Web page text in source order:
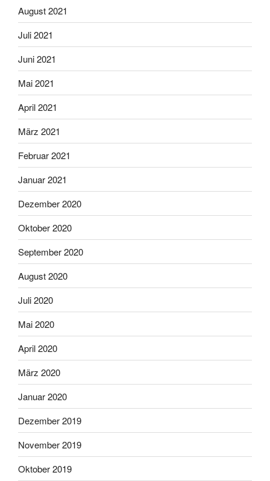
August 2021
Juli 2021
Juni 2021
Mai 2021
April 2021
März 2021
Februar 2021
Januar 2021
Dezember 2020
Oktober 2020
September 2020
August 2020
Juli 2020
Mai 2020
April 2020
März 2020
Januar 2020
Dezember 2019
November 2019
Oktober 2019